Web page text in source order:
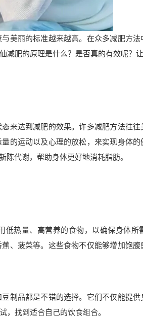
美丽的标准越来越高。在众多减肥方法
肥的原理是什么？是否真的有效呢？让
来达到减肥的效果。许多减肥方法往
的运动以及心理的放松，来实现身体
陈代谢，帮助身体更好地消耗脂肪。
热量、高营养的食物，以确保身体所
、菠菜等。这些食物不仅能够增加饱
制品都是不错的选择。它们不仅能提
，找到适合自己的饮食组合。